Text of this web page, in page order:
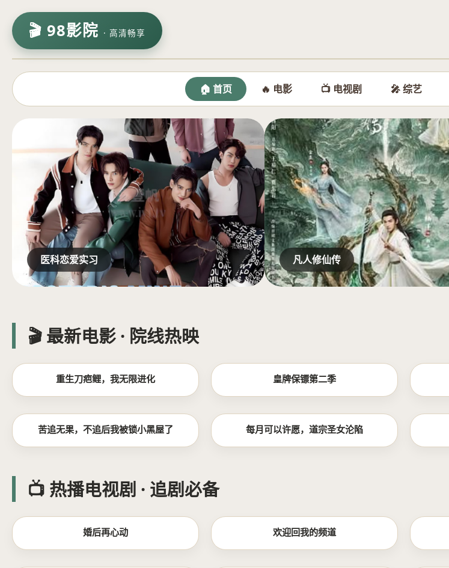
🎬 98影院 · 高清畅享
🏠 首页 🔥 电影 📺 电视剧 🎤 综艺
医科恋爱实习 凡人修仙传
🎬 最新电影 · 院线热映
重生刀疤鲤，我无限进化 皇牌保镖第二季
全集
苦追无果，不追后我被锁小黑屋了
全集
每月可以许愿，道宗圣女沦陷
📺 热播电视剧 · 追剧必备
婚后再心动 欢迎回我的频道
更新至12集 更新至14集